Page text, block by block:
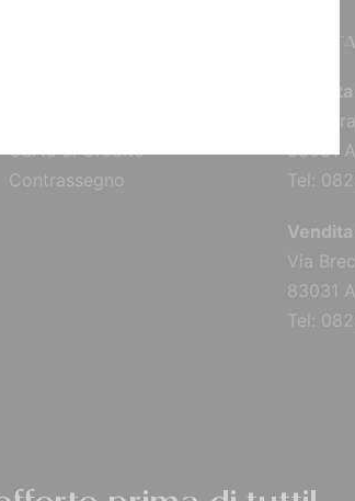
Carta di Credito
Contrassegno
Via
83031
Tel:
Via
83031
Tel: